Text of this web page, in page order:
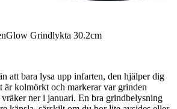
Grindlykta 30.2cm
att bara lysa upp infarten, den hjälper dig
är kolmörkt och markerar var grinden
ner i januari. En bra grindbelysning